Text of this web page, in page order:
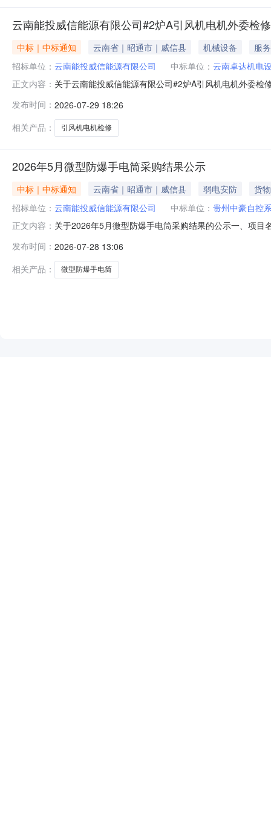
云南能投威信能源有限公司#2炉A引风机电机外委检
中标｜中标通知 云南省｜昭通市｜威信县 机械设备
服务
招标单位： 云南能投威信能源有限公司 中标单位： 云南卓达机电
正文内容： 关于云南能投威信能源有限公司#2炉A引风机电机外委
税），综合评分：82.4。第三成交候选人：山西众志一
期间所有报
发布时间： 2026-07-29 18:26
相关产品：
引风机电机检修
2026年5月微型防爆手电筒采购结果公示
中标｜中标通知 云南省｜昭通市｜威信县 弱电安防
货物
招标单位： 云南能投威信能源有限公司 中标单位： 贵州中豪自控
正文内容： 关于2026年5月微型防爆手电筒采购结果的公示一、项
13680.00元（含税）。三、公示时间：2026年7月28日
将不再受理。公
发布时间： 2026-07-28 13:06
相关产品：
微型防爆手电筒